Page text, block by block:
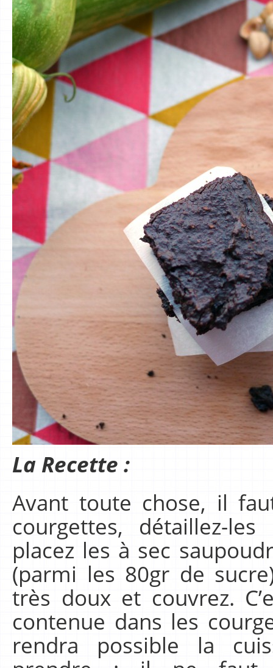
La Recette :
Avant toute chose, il
courgettes, détaillez-
placez les à sec
(parmi les 80gr de
très doux et couvrez.
contenue dans les
rendra possible la